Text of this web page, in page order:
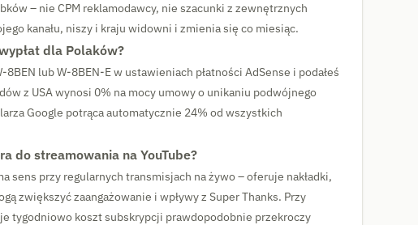
– nie CPM reklamodawcy, nie szacunki z zewnętrznych
kanału, niszy i kraju widowni i zmienia się co miesiąc.
dla Polaków?
lub W-8BEN-E w ustawieniach płatności AdSense i podałeś
z USA wynosi 0% na mocy umowy o unikaniu podwójnego
Google potrąca automatycznie 24% od wszystkich
do streamowania na YouTube?
sens przy regularnych transmisjach na żywo – oferuje nakładki,
zwiększyć zaangażowanie i wpływy z Super Thanks. Przy
tygodniowo koszt subskrypcji prawdopodobnie przekroczy